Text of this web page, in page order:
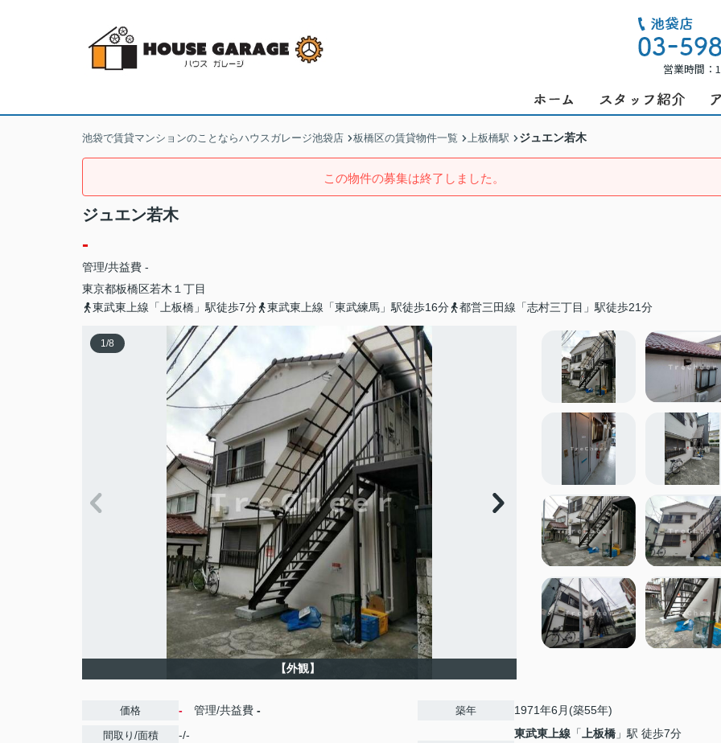
営業時間
池袋で賃貸マンションのことならハウスガレージ池袋店 板橋区の賃貸物件一覧 上板橋駅 ジュエン若木
この物件の募集は終了しました。
ジュエン若木
-
管理/共益費 -
東京都板橋区若木 １丁目
東武東上線「上板橋」駅徒歩7分
東武東上線「東武練馬」駅徒歩16分 都営三田線「志村三丁目」駅徒歩21分
1/8
【外観】
価格 - 管理/共益費 -
間取り/面積 -/-
築年 1971年6月(築55年)
東武東上線 「 上板橋 」駅 徒歩7分